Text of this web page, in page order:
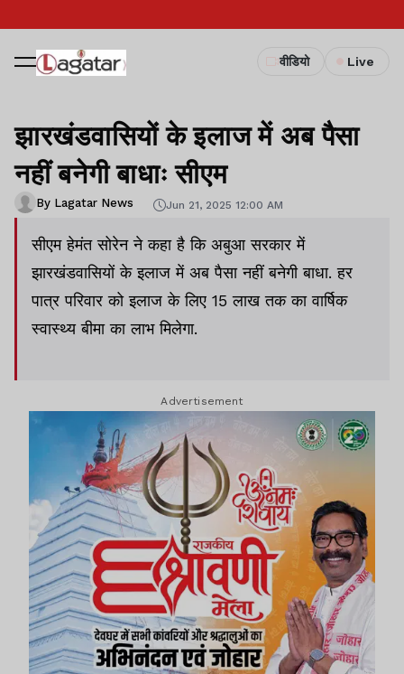
वीडियो Live
झारखंडवासियों के इलाज में अब पैसा
नहीं बनेगी बाधाः सीएम
By Lagatar News Jun 21, 2025 12:00 AM
सीएम हेमंत सोरेन ने कहा है कि अबुआ सरकार में
झारखंडवासियों के इलाज में अब पैसा नहीं बनेगी बाधा. हर
पात्र परिवार को इलाज के लिए 15 लाख तक का वार्षिक
स्वास्थ्य बीमा का लाभ मिलेगा.
Advertisement